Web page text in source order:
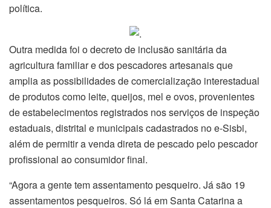
política.
Outra medida foi o decreto de inclusão sanitária da
agricultura familiar e dos pescadores artesanais que
amplia as possibilidades de comercialização interestadual
de produtos como leite, queijos, mel e ovos, provenientes
de estabelecimentos registrados nos serviços de inspeção
estaduais, distrital e municipais cadastrados no e-Sisbi,
além de permitir a venda direta de pescado pelo pescador
profissional ao consumidor final.
“Agora a gente tem assentamento pesqueiro. Já são 19
assentamentos pesqueiros. Só lá em Santa Catarina a